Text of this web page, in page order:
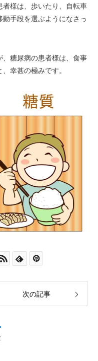
様は、歩いたり、自転車
手段を選ぶようになさっ
、糖尿病の患者様は、食事
幸甚の極みです。
次の記事